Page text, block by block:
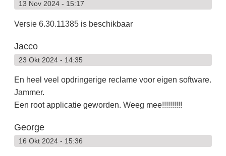
13 Nov 2024 - 15:17
Versie 6.30.11385 is beschikbaar
Jacco
23 Okt 2024 - 14:35
En heel veel opdringerige reclame voor eigen software.
Jammer.
Een root applicatie geworden. Weeg mee!!!!!!!!!!
George
16 Okt 2024 - 15:36